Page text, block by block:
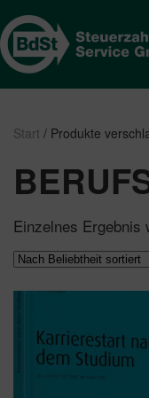
Start / Produkte
Einzelnes Ergebnis